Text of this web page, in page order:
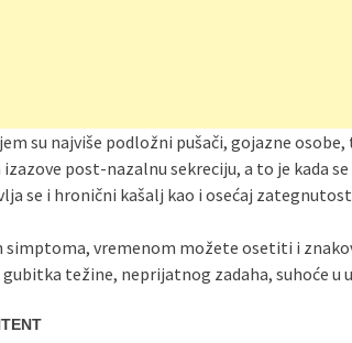
su najviše podložni pušači, gojazne
post-nazalnu sekreciju, a to je kada
se i hronični kašalj kao i osećaj
simptoma, vremenom možete osetiti i
težine, neprijatnog zadaha, suhoće u